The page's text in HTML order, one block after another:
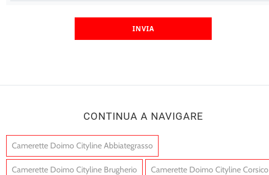
INVIA
CONTINUA A NAVIGARE
Camerette Doimo Cityline Abbiategrasso
Camerette Doimo Cityline Brugherio Camerette Doimo Cityline Corsico